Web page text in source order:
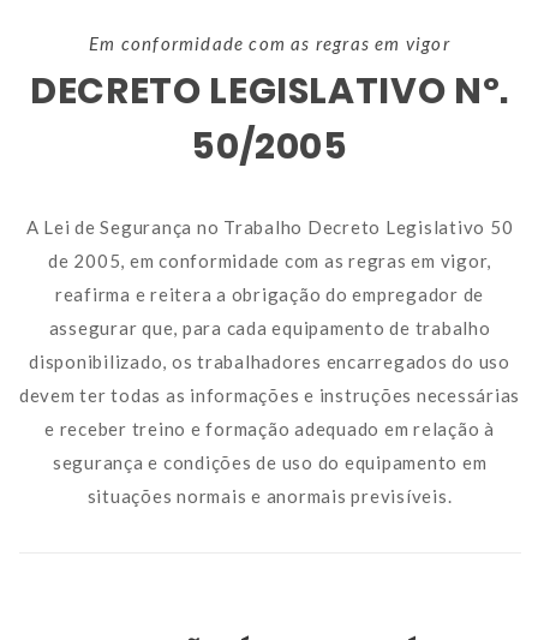
Em conformidade com as regras em vigor
DECRETO LEGISLATIVO Nº.
50/2005
A Lei de Segurança no Trabalho Decreto Legislativo 50
de 2005, em conformidade com as regras em vigor,
reafirma e reitera a obrigação do empregador de
assegurar que, para cada equipamento de trabalho
disponibilizado, os trabalhadores encarregados do uso
devem ter todas as informações e instruções necessárias
e receber treino e formação adequado em relação à
segurança e condições de uso do equipamento em
situações normais e anormais previsíveis.